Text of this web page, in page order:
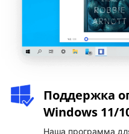
Поддержка
Windows 11/
Наша программа